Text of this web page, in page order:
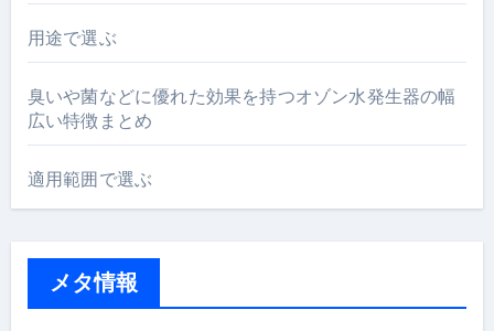
用途で選ぶ
臭いや菌などに優れた効果を持つオゾン水発生器の幅
広い特徴まとめ
適用範囲で選ぶ
メタ情報